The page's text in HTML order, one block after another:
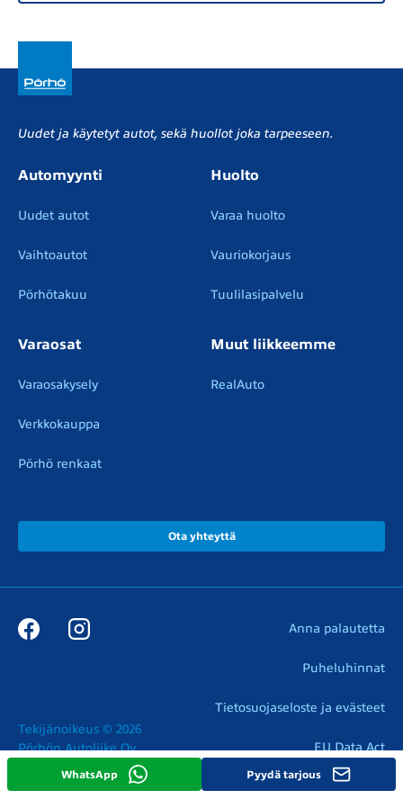
WhatsApp Pyydä tarjous
Uudet ja käytetyt autot, sekä huollot joka tarpeeseen.
Automyynti
Uudet autot
Vaihtoautot
Pörhötakuu
Huolto
Varaa huolto
Vauriokorjaus
Tuulilasipalvelu
Varaosat
Varaosakysely
Verkkokauppa
Pörhö renkaat
Muut liikkeemme
RealAuto
Ota yhteyttä
Tekijänoikeus © 2026
Pörhön Autoliike Oy
Anna palautetta
Puheluhinnat
Tietosuojaseloste ja evästeet
EU Data Act